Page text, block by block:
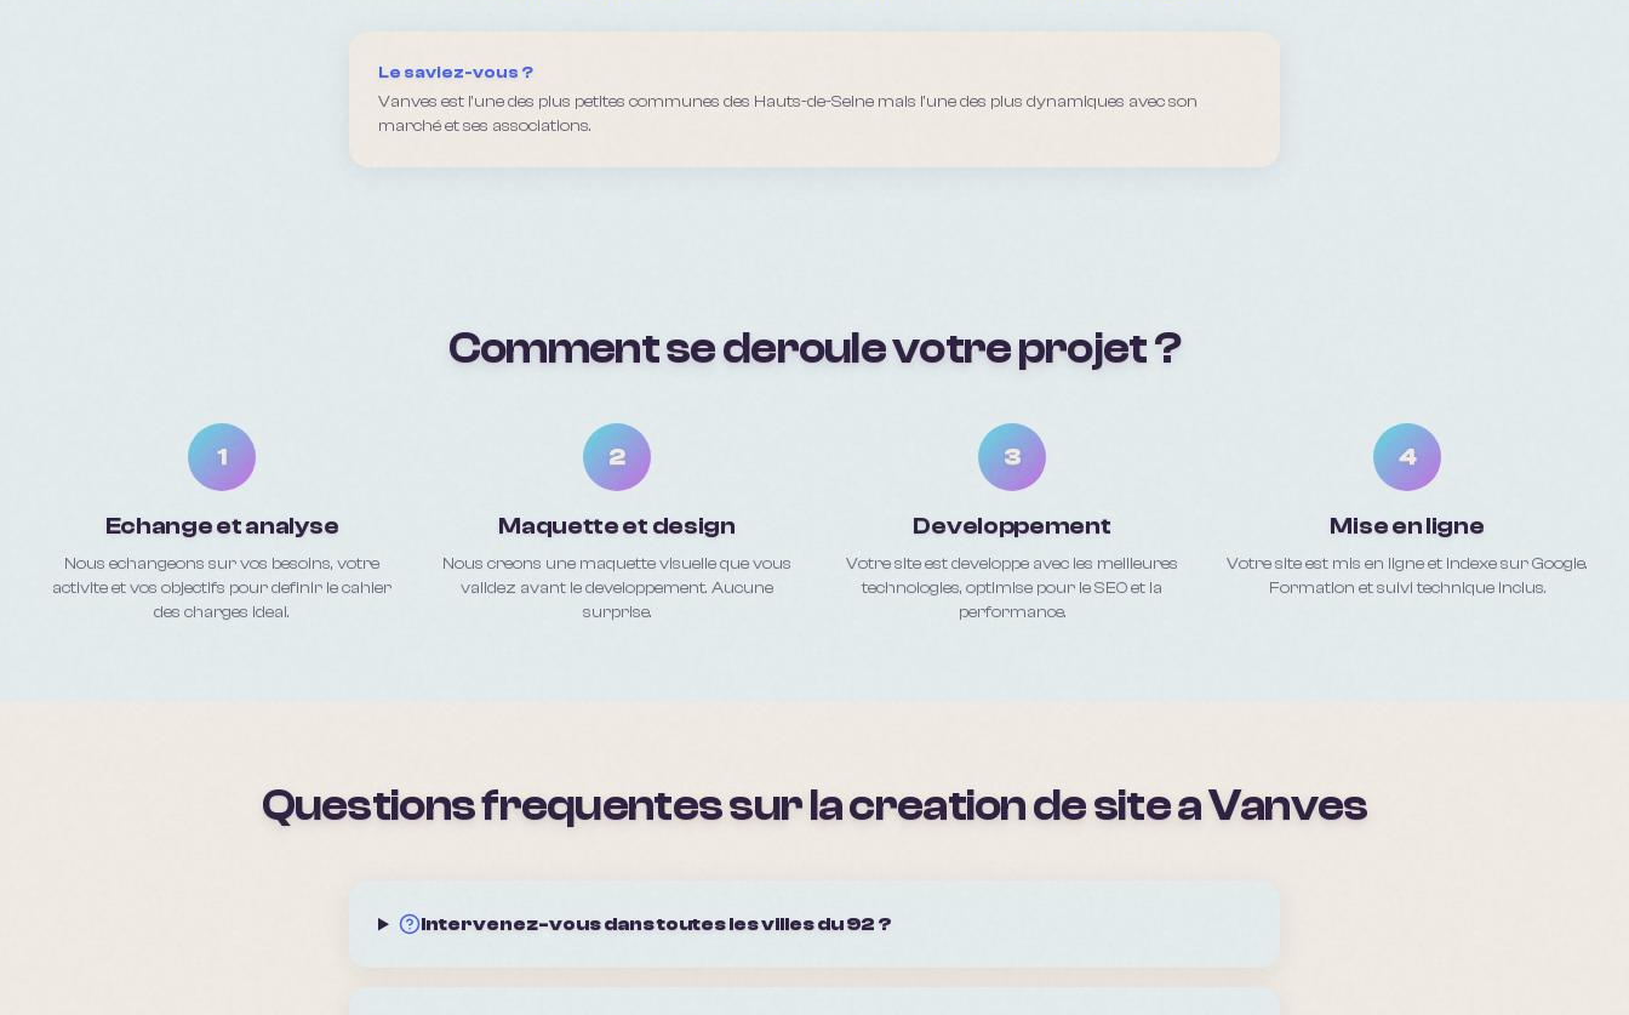
Le saviez-vous ?
Vanves est l'une des plus petites communes des Hauts-de-Seine mais l'une des plus dynamiques avec son
marché et ses associations.
Comment se deroule votre projet ?
1
Echange et analyse
Nous echangeons sur vos besoins, votre
activite et vos objectifs pour definir le cahier
des charges ideal.
2
Maquette et design
Nous creons une maquette visuelle que vous
validez avant le developpement. Aucune
surprise.
3
Developpement
Votre site est developpe avec les meilleures
technologies, optimise pour le SEO et la
performance.
4
Mise en ligne
Votre site est mis en ligne et indexe sur Google.
Formation et suivi technique inclus.
Questions frequentes sur la creation de site aVanves
Intervenez-vous dans toutes les villes du 92 ?